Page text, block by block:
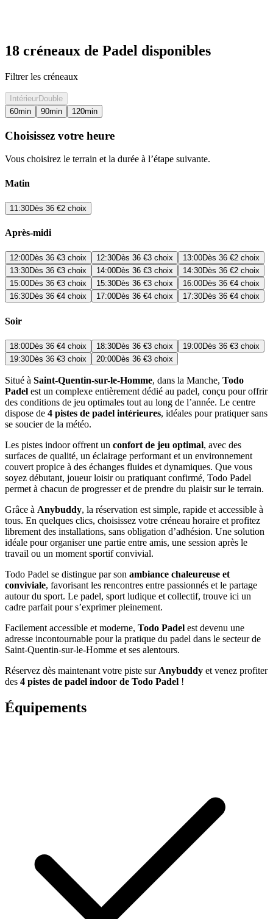
18 créneaux de Padel disponibles
Filtrer les créneaux
IntérieurDouble
60min 90min 120min
Choisissez votre heure
Vous choisirez le terrain et la durée à l’étape suivante.
Matin
11:30Dès 36 €2 choix
Après-midi
12:00Dès 36 €3 choix 12:30Dès 36 €3 choix 13:00Dès 36 €2 choix
13:30Dès 36 €3 choix 14:00Dès 36 €3 choix 14:30Dès 36 €2 choix
15:00Dès 36 €3 choix 15:30Dès 36 €3 choix 16:00Dès 36 €4 choix
16:30Dès 36 €4 choix 17:00Dès 36 €4 choix 17:30Dès 36 €4 choix
Soir
18:00Dès 36 €4 choix 18:30Dès 36 €3 choix 19:00Dès 36 €3 choix
19:30Dès 36 €3 choix 20:00Dès 36 €3 choix
Situé à Saint-Quentin-sur-le-Homme, dans la Manche, Todo
Padel est un complexe entièrement dédié au padel, conçu pour offrir
des conditions de jeu optimales tout au long de l’année. Le centre
dispose de 4 pistes de padel intérieures, idéales pour pratiquer sans
se soucier de la météo.
Les pistes indoor offrent un confort de jeu optimal, avec des
surfaces de qualité, un éclairage performant et un environnement
couvert propice à des échanges fluides et dynamiques. Que vous
soyez débutant, joueur loisir ou pratiquant confirmé, Todo Padel
permet à chacun de progresser et de prendre du plaisir sur le terrain.
Grâce à Anybuddy, la réservation est simple, rapide et accessible à
tous. En quelques clics, choisissez votre créneau horaire et profitez
librement des installations, sans obligation d’adhésion. Une solution
idéale pour organiser une partie entre amis, une session après le
travail ou un moment sportif convivial.
Todo Padel se distingue par son ambiance chaleureuse et
conviviale, favorisant les rencontres entre passionnés et le partage
autour du sport. Le padel, sport ludique et collectif, trouve ici un
cadre parfait pour s’exprimer pleinement.
Facilement accessible et moderne, Todo Padel est devenu une
adresse incontournable pour la pratique du padel dans le secteur de
Saint-Quentin-sur-le-Homme et ses alentours.
Réservez dès maintenant votre piste sur Anybuddy et venez profiter
des 4 pistes de padel indoor de Todo Padel !
Équipements